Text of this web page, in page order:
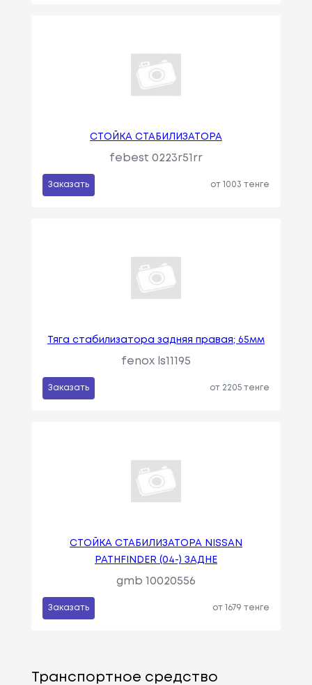
СТОЙКА СТАБИЛИЗАТОРА
febest 0223r51rr
Заказать от 1003 тенге
Тяга стабилизатора задняя правая; 65мм
fenox ls11195
Заказать от 2205 тенге
СТОЙКА СТАБИЛИЗАТОРА NISSAN
PATHFINDER (04-) ЗАДНЕ
gmb 10020556
Заказать от 1679 тенге
Транспортное средство